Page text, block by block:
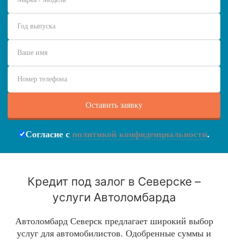
Согласие с политикой конфиденциальности.
Кредит под залог в Северске –
услуги Автоломбарда
Автоломбард Северск предлагает широкий выбор
услуг для автомобилистов. Одобренные суммы и